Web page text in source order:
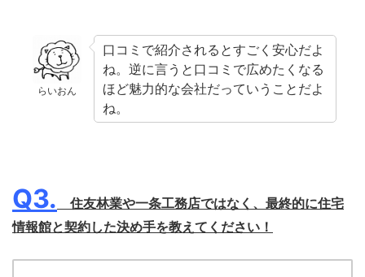
らいおん
口コミで紹介されるとすごく安心だよ
ね。逆に言うと口コミで広めたくなる
ほど魅力的な会社だっていうことだよ
ね。
Q3.
住友林業や一条工務店ではなく、最終的に住宅
情報館と契約した決め手を教えてください！